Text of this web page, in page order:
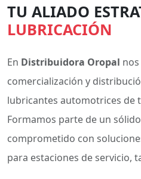
TU ALIADO
LUBRICACIÓN
En Distribuidora Oropal
comercialización y
lubricantes automotrices de
Formamos parte de un
comprometido con
para estaciones de servicio,